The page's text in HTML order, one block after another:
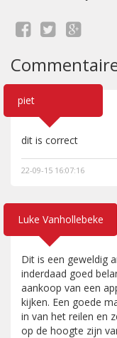
piet
dit is correct
22-09-15 16:07:16
Luke Vanhollebeke
Dit is een geweldig
inderdaad goed
aankoop van een
kijken. Een goede
in van het reilen en
op de hoogte zijn